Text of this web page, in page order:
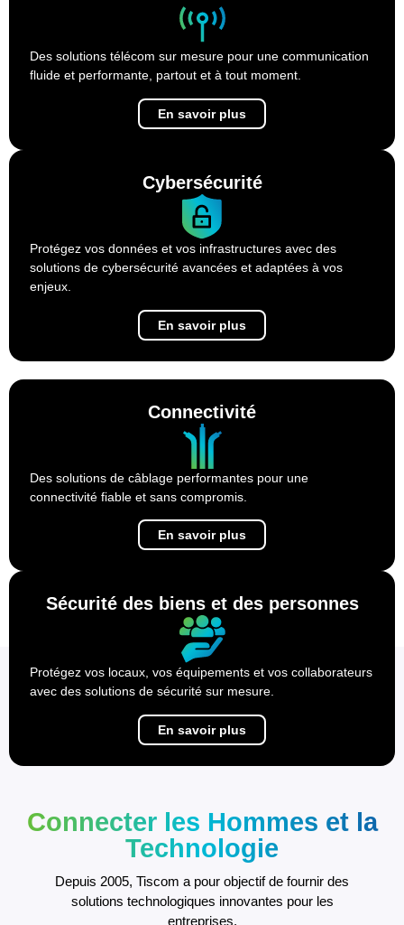
Des solutions télécom sur mesure pour une communication
fluide et performante, partout et à tout moment.
En savoir plus
Cybersécurité
Protégez vos données et vos infrastructures avec des
solutions de cybersécurité avancées et adaptées à vos
enjeux.
En savoir plus
Connectivité
Des solutions de câblage performantes pour une
connectivité fiable et sans compromis.
En savoir plus
Sécurité des biens et des personnes
Protégez vos locaux, vos équipements et vos collaborateurs
avec des solutions de sécurité sur mesure.
En savoir plus
Connecter les Hommes et la
Technologie
Depuis 2005, Tiscom a pour objectif de fournir des
solutions technologiques innovantes pour les
entreprises.